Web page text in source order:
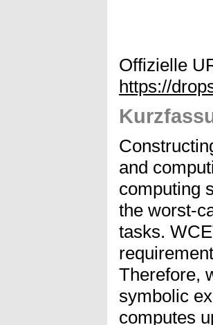
Offizielle
https://
and
computing
the worst-
tasks.
Therefore,
symbolic
computes